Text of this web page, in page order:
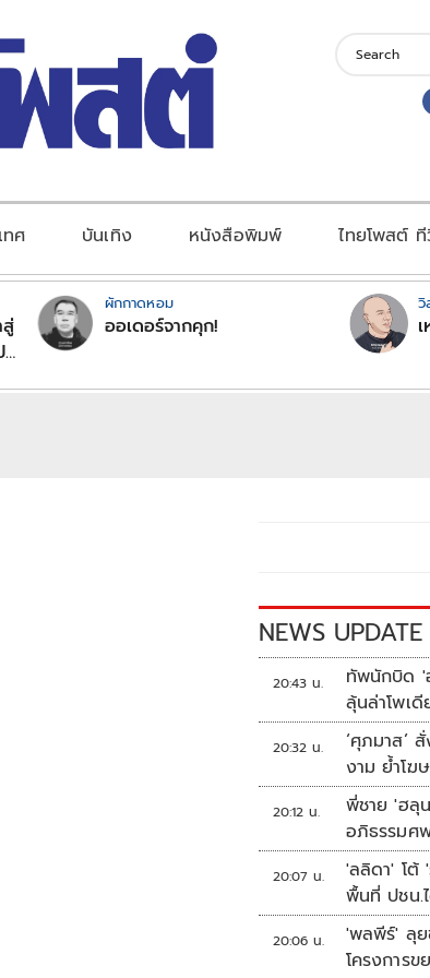
ทศ บันเทิง หนังสือพิมพ์ ไทยโพสต์
สู่
ผักกาดหอม
ออเดอร์จากคุก!
วิ
NEWS UPDATE
20:43 น.
ทัพนักบิด '
ลุ้นล่าโพเ
กา
20:32 น.
‘ศุภมาส’
งาม ย้ำโฆ
20:12 น.
พี่ชาย 'ฮลุ
อภิธรรมศ
ส.ค.
20:07 น.
'ลลิดา' โต้
พื้นที่ ปชน.
20:06 น.
'พลพีร์' ลุย
โครงการ